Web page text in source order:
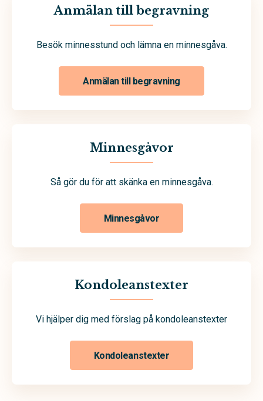
Anmälan till begravning
Besök minnesstund och lämna en minnesgåva.
Anmälan till begravning
Minnesgåvor
Så gör du för att skänka en minnesgåva.
Minnesgåvor
Kondoleanstexter
Vi hjälper dig med förslag på kondoleanstexter
Kondoleanstexter